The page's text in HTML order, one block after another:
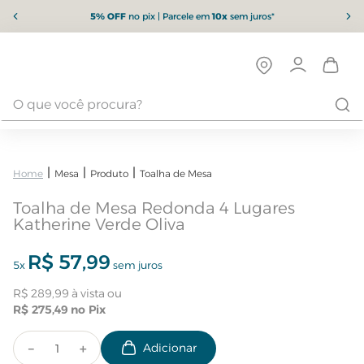
5% OFFno pix | Parcele em10xsem juros*
Mesa Produto Toalha de Mesa
Toalha de Mesa Redonda 4 Lugares
Katherine Verde Oliva
5x R$ 57,99 sem juros
R$ 289,99
R$ 275,49
＋
－